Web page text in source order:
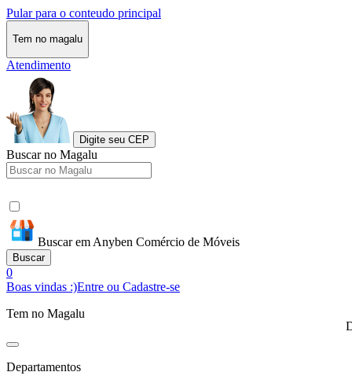
Pular para o conteudo principal
Tem no magalu
Atendimento
Digite seu CEP
Buscar no Magalu
Buscar em Anyben Comércio de Móveis
Buscar
0
Boas vindas :)Entre ou Cadastre-se
Tem no Magalu
Departamentos